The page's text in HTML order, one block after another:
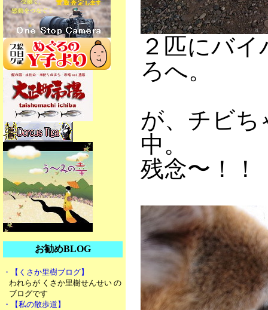
お勧めBLOG
・【くさか里樹ブログ】
われらが くさか里樹せんせい の
ブログです
・【私の散歩道】
２匹にバ
ろへ。
が、チビち
中。
残念〜！！